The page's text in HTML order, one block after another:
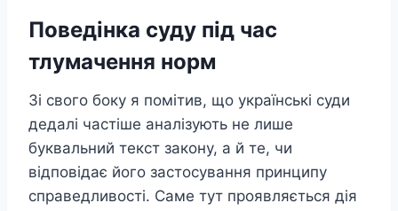
Поведінка суду під час
тлумачення норм
Зі свого боку я помітив, що українські суди
дедалі частіше аналізують не лише
буквальний текст закону, а й те, чи
відповідає його застосування принципу
справедливості. Саме тут проявляється дія